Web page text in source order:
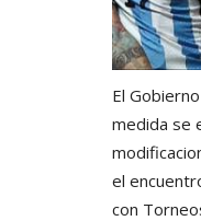
El
medida se
el
con